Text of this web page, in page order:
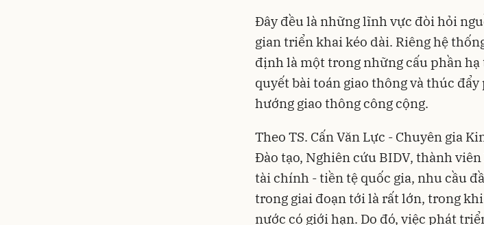
Đây đều là những lĩnh vực đòi hỏi
gian triển khai kéo dài. Riêng hệ
định là một trong những cấu phần
quyết bài toán giao thông và thúc
hướng giao thông công cộng.
Theo TS. Cấn Văn Lực - Chuyên gia
Đào tạo, Nghiên cứu BIDV, thành
tài chính - tiền tệ quốc gia, nhu cầu
trong giai đoạn tới là rất lớn, trong
nước có giới hạn. Do đó, việc phát